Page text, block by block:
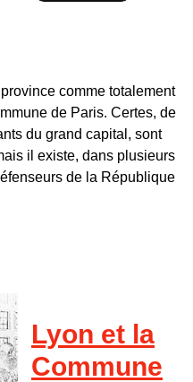
comme totalement
de Paris. Certes, de
du grand capital, sont
il existe, dans plusieurs
de la République
Lyon et la
Commune